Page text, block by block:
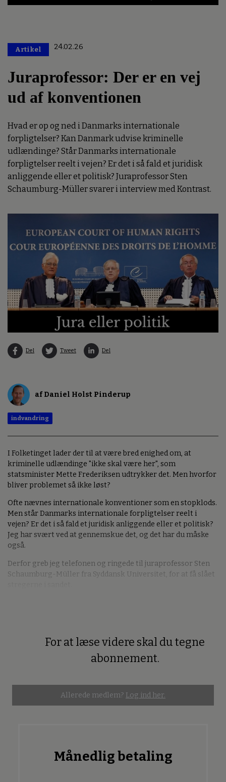
Artikel 24.02.26
Juraprofessor: Der er en vej
ud af konventionen
Hvad er op og ned i Danmarks internationale
forpligtelser? Kan Danmark udvise kriminelle
udlændinge? Står Danmarks internationale
forpligtelser reelt i vejen? Er det i så fald et juridisk
anliggende eller et politisk? Juraprofessor Sten
Schaumburg-Müller svarer i interview med Kontrast.
Del Tweet Del
af Daniel Holst Pinderup
indvandring
I Folketinget lader der til at være bred enighed om, at
kriminelle udlændinge "ikke skal være her", som
statsminister Mette Frederiksen udtrykker det. Men hvorfor
bliver problemet så ikke løst?
Ofte nævnes internationale konventioner som en stopklods.
Men står Danmarks internationale forpligtelser reelt i
vejen? Er det i så fald et juridisk anliggende eller et politisk?
Jeg har svært ved at gennemskue det, og det har du måske
også.
Derfor greb jeg telefonen og ringede til juraprofessor Sten
Schaumburg-Müller fra Syddansk Universitet, for at få slået
For at læse videre skal du tegne
abonnement.
Allerede medlem? Log ind her.
Månedlig betaling